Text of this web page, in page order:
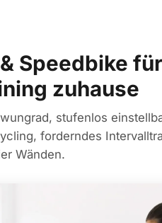
Speedbike für
zuhause
stufenlos
forderndes
Wänden.